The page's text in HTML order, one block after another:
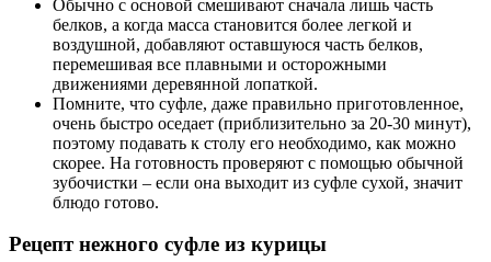
Обычно с основой смешивают сначала лишь часть
белков, а когда масса становится более легкой и
воздушной, добавляют оставшуюся часть белков,
перемешивая все плавными и осторожными
движениями деревянной лопаткой.
Помните, что суфле, даже правильно приготовленное,
очень быстро оседает (приблизительно за 20-30 минут),
поэтому подавать к столу его необходимо, как можно
скорее. На готовность проверяют с помощью обычной
зубочистки – если она выходит из суфле сухой, значит
блюдо готово.
Рецепт нежного суфле из курицы